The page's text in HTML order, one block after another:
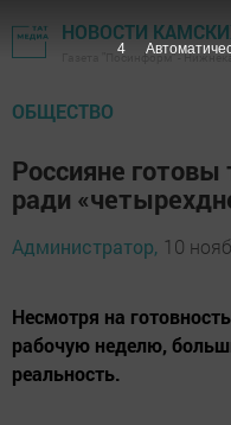
НОВОСТИ
Газета "Посинформ" -
ОБЩЕСТВО
Россияне готовы
ради
Администратор, 10
Несмотря на
рабочую неделю,
реальность.
3